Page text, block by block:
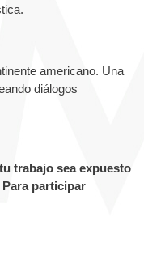
americano. Una
diálogos
trabajo sea expuesto
participar